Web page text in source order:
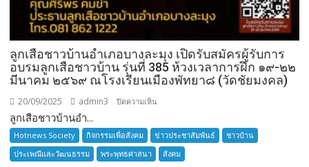
ลูกเสือชาวบ้านอำเภอบางละมุง เปิดรับสมัครผู้รับการ
อบรมลูกเสือชาวบ้าน รุ่นที่ 385 ห้วงเวลาการฝึก ๑๙-๒๒
มีนาคม ๒๕๖๙ ณโรงเรียนเมืองพัทยา๘ (วัดชัยมงคล)
20/09/2025 admin3 ปิดความเห็น
เสือ
ชาว
บ้าน
ลูกเสือชาวบ้านอำ...
Hotnews Society กิจกรรมเพื่อสังคม ข่าวประชาสัมพันธ์
ชาวบ้าน
ประเพณีและวัฒนธรรม
พระพุทธศาสนา สังคม